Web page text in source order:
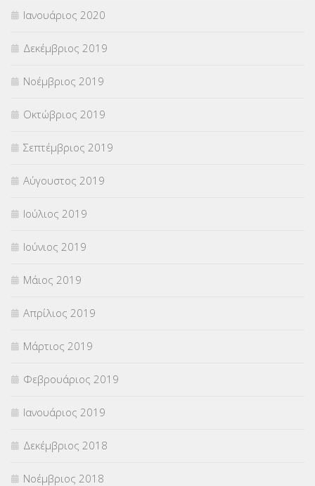
Ιανουάριος 2020
Δεκέμβριος 2019
Νοέμβριος 2019
Οκτώβριος 2019
Σεπτέμβριος 2019
Αύγουστος 2019
Ιούλιος 2019
Ιούνιος 2019
Μάιος 2019
Απρίλιος 2019
Μάρτιος 2019
Φεβρουάριος 2019
Ιανουάριος 2019
Δεκέμβριος 2018
Νοέμβριος 2018